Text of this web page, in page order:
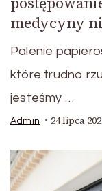
medycyny
Palenie
które trudno
jesteśmy …
Admin 24 lipca